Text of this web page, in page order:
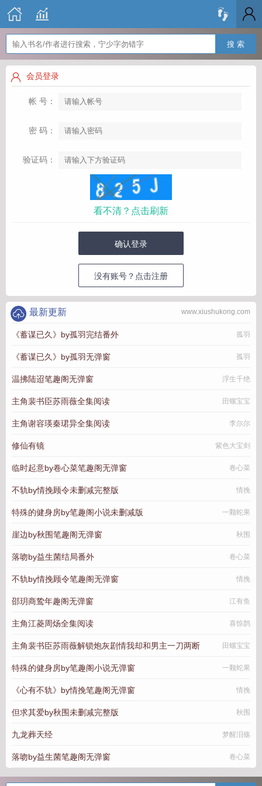
搜 索
会员登录
帐 号：
密 码：
验证码：
看不清？点击刷新
确认登录
没有账号？点击注册
www.xiushukong.com
最新更新
《蓄谋已久》by孤羽完结番外 孤羽
《蓄谋已久》by孤羽无弹窗 孤羽
温拂陆迢笔趣阁无弹窗 浮生千绝
主角裴书臣苏雨薇全集阅读 田螺宝宝
主角谢容瑛秦珺异全集阅读 李尔尔
修仙有镜 紫色大宝剑
临时起意by卷心菜笔趣阁无弹窗 卷心菜
不轨by情挽顾令未删减完整版 情挽
特殊的健身房by笔趣阁小说未删减版 一颗蛇果
崖边by秋围笔趣阁无弹窗 秋围
落吻by益生菌结局番外 卷心菜
不轨by情挽顾令笔趣阁无弹窗 情挽
邵玥商鸷年趣阁无弹窗 江有鱼
主角江菱周炀全集阅读 喜惊鹊
主角裴书臣苏雨薇解锁炮灰剧情我却和男主一刀两断 田螺宝宝
特殊的健身房by笔趣阁小说无弹窗 一颗蛇果
《心有不轨》by情挽笔趣阁无弹窗 情挽
但求其爱by秋围未删减完整版 秋围
九龙葬天经 梦醒泪殇
落吻by益生菌笔趣阁无弹窗 卷心菜